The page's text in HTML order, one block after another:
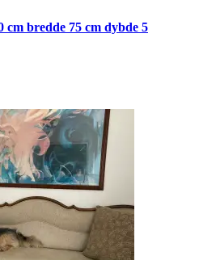
bredde 75 cm dybde 5